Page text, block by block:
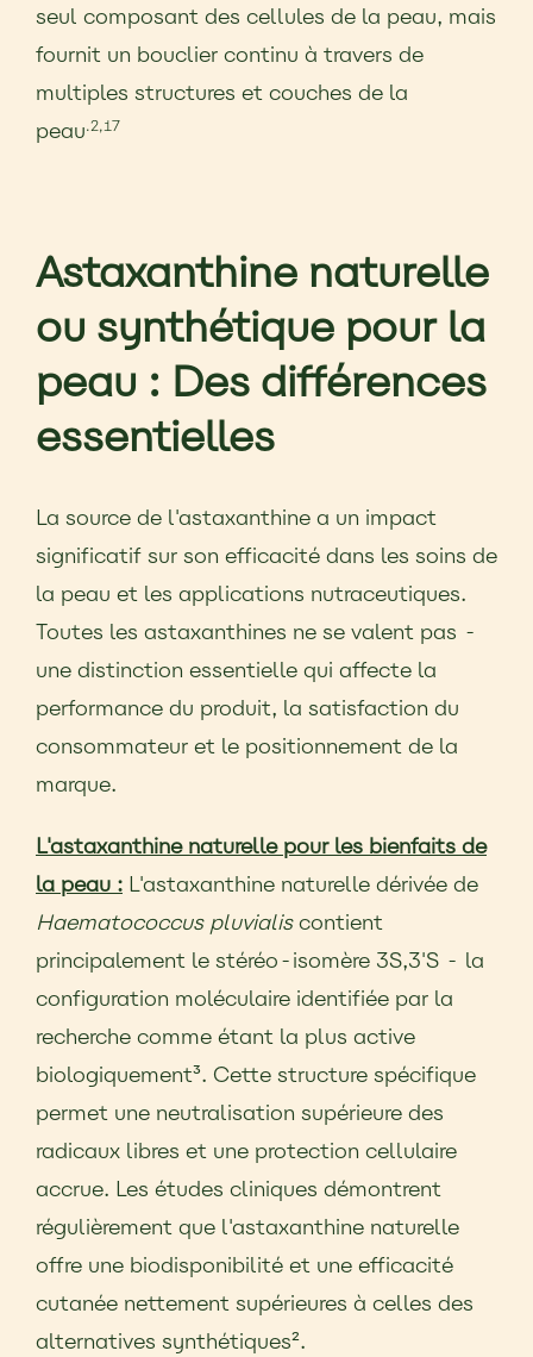
seul composant des cellules de la peau, mais
fournit un bouclier continu à travers de
multiples structures et couches de la
peau.2,17
Astaxanthine naturelle
ou synthétique pour la
peau : Des différences
essentielles
La source de l'astaxanthine a un impact
significatif sur son efficacité dans les soins de
la peau et les applications nutraceutiques.
Toutes les astaxanthines ne se valent pas -
une distinction essentielle qui affecte la
performance du produit, la satisfaction du
consommateur et le positionnement de la
marque.
L'astaxanthine naturelle pour les bienfaits de
la peau : L'astaxanthine naturelle dérivée de
Haematococcus pluvialiscontient
principalement le stéréo-isomère 3S,3'S - la
configuration moléculaire identifiée par la
recherche comme étant la plus active
biologiquement³. Cette structure spécifique
permet une neutralisation supérieure des
radicaux libres et une protection cellulaire
accrue. Les études cliniques démontrent
régulièrement que l'astaxanthine naturelle
offre une biodisponibilité et une efficacité
cutanée nettement supérieures à celles des
alternatives synthétiques².